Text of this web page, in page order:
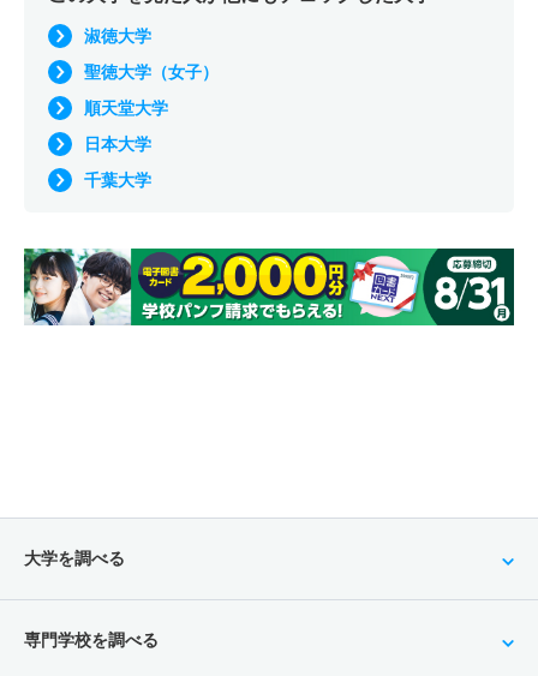
淑徳大学
聖徳大学（女子）
順天堂大学
日本大学
千葉大学
大学を調べる
専門学校を調べる